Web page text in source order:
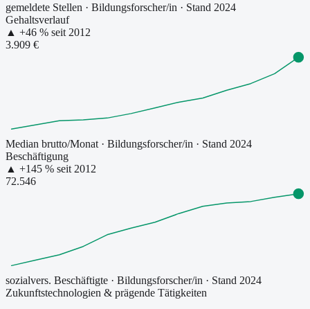
gemeldete Stellen · Bildungsforscher/in · Stand 2024
Gehaltsverlauf
▲ +46 % seit 2012
3.909 €
Median brutto/Monat · Bildungsforscher/in · Stand 2024
Beschäftigung
▲ +145 % seit 2012
72.546
sozialvers. Beschäftigte · Bildungsforscher/in · Stand 2024
Zukunftstechnologien & prägende Tätigkeiten